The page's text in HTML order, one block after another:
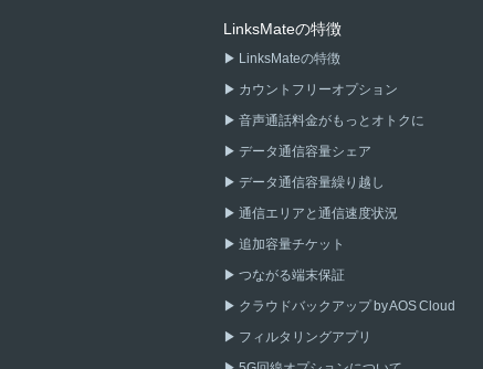
LinksMateの特徴
LinksMateの特徴
カウントフリーオプション
音声通話料金がもっとオトクに
データ通信容量シェア
データ通信容量繰り越し
通信エリアと通信速度状況
追加容量チケット
つながる端末保証
クラウドバックアップ by AOS Cloud
フィルタリングアプリ